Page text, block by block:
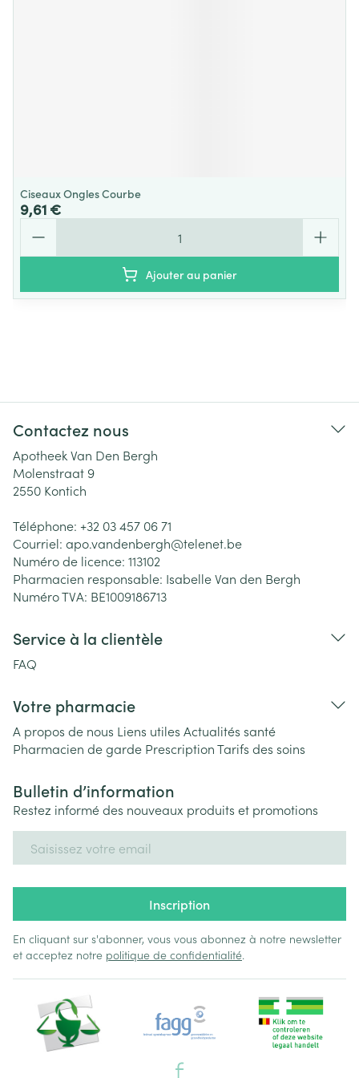
Ciseaux Ongles Courbe
9,61 €
Ajouter au panier
Contactez nous
Apotheek Van Den Bergh
Molenstraat 9
2550 Kontich
Téléphone: +32 03 457 06 71
Courriel: apo.vandenbergh@telenet.be
Numéro de licence: 113102
Pharmacien responsable: Isabelle Van den Bergh
Numéro TVA: BE1009186713
Service à la clientèle
FAQ
Votre pharmacie
A propos de nous Liens utiles Actualités santé
Pharmacien de garde PrescriptionTarifs des soins
Bulletin d’information
Restez informé des nouveaux produits et promotions
Inscription
En cliquant sur s'abonner, vous vous abonnez à notre newsletter
et acceptez notre politique de confidentialité.